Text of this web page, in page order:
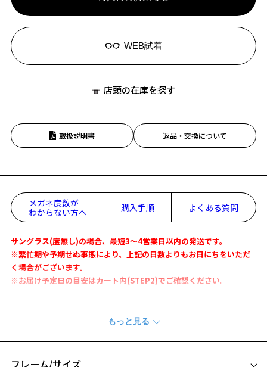
WEB試着
店頭の在庫を探す
取扱説明書 返品・交換について
メガネ度数が
わからない方へ
購入手順 よくある質問
サングラス(度無し)の場合、最短3～4営業日以内の発送です。
※繁忙期や予期せぬ事態により、上記の日数よりもお日にちをいただ
く場合がございます。
※お届け予定日の目安はカート内(STEP2)でご確認ください。
『Disney Collection created by Zoff “Sunglasses”』
お揃いコーデも楽しめるから友だち同士で合わせて夏の特別な思い出